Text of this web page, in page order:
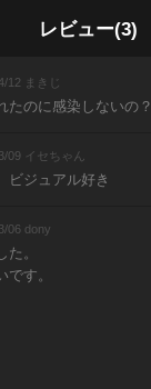
レビュー(3)
12 まきじ
たのに感染しないの？
09 イセちゃん
ビジュアル好き
06 dony
。
す。